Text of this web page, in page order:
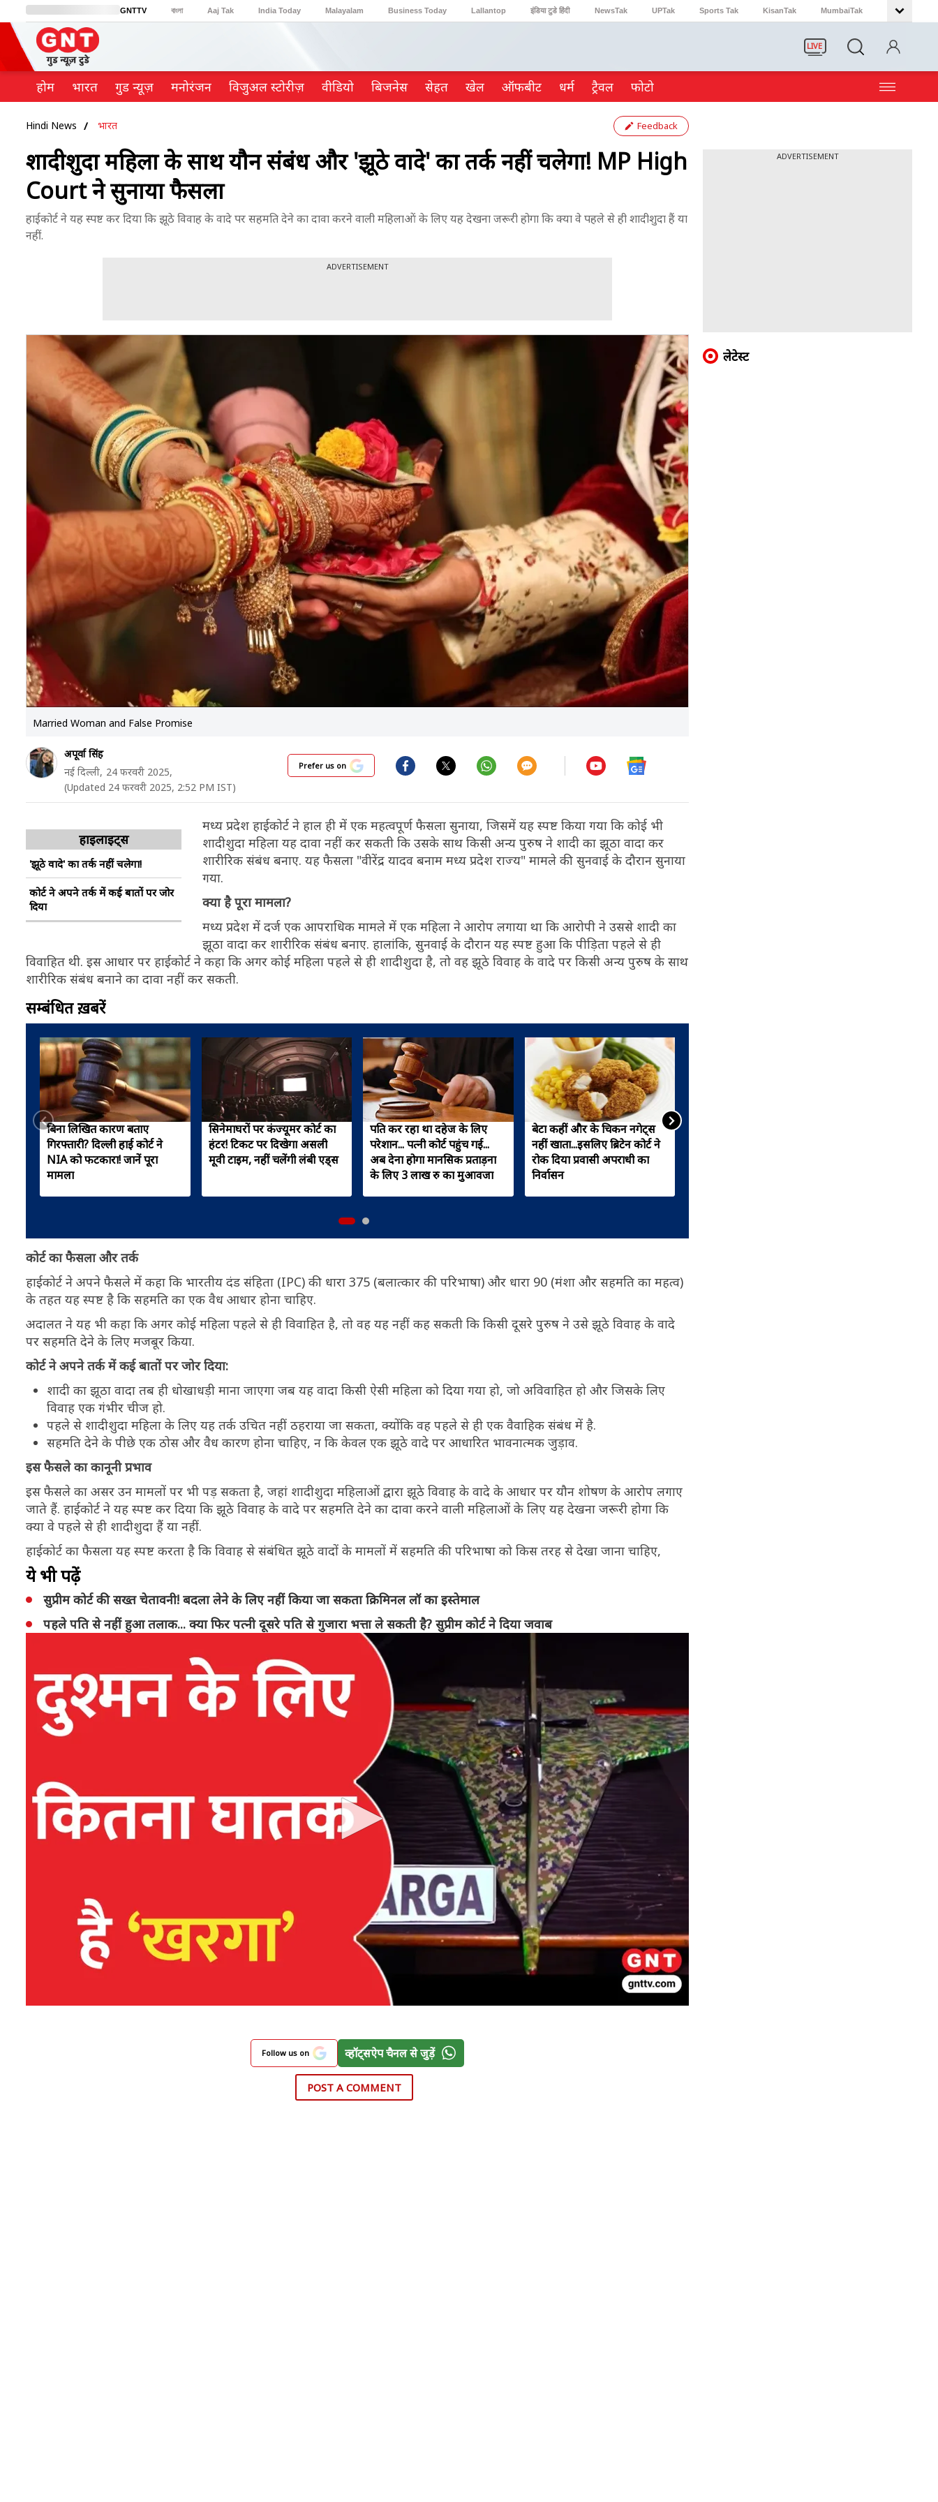
GNTTV বাংলা Aaj Tak India Today Malayalam Business Today Lallantop इंडिया टुडे हिंदी NewsTak UPTak Sports Tak KisanTak MumbaiTak
BT Bazaar Cosmopolitan
LIVE
होम भारत गुड न्यूज़ मनोरंजन विजुअल स्टोरीज़ वीडियो ब‍िजनेस सेहत खेल ऑफबीट धर्म ट्रैवल फोटो
Hindi News भारत Feedback
शादीशुदा महिला के साथ यौन संबंध और 'झूठे वादे' का तर्क नहीं चलेगा! MP High
Court ने सुनाया फैसला
हाईकोर्ट ने यह स्पष्ट कर दिया कि झूठे विवाह के वादे पर सहमति देने का दावा करने वाली महिलाओं के लिए यह देखना जरूरी होगा कि क्या वे पहले से ही शादीशुदा हैं या
नहीं.
ADVERTISEMENT
Married Woman and False Promise
अपूर्वा सिंह
नई दिल्ली, 24 फरवरी 2025,
(Updated 24 फरवरी 2025, 2:52 PM IST)
Prefer us on
हाइलाइट्स
'झूठे वादे' का तर्क नहीं चलेगा!
कोर्ट ने अपने तर्क में कई बातों पर जोर
दिया
मध्य प्रदेश हाईकोर्ट ने हाल ही में एक महत्वपूर्ण फैसला सुनाया, जिसमें यह स्पष्ट किया गया कि कोई भी
शादीशुदा महिला यह दावा नहीं कर सकती कि उसके साथ किसी अन्य पुरुष ने शादी का झूठा वादा कर
शारीरिक संबंध बनाए. यह फैसला "वीरेंद्र यादव बनाम मध्य प्रदेश राज्य" मामले की सुनवाई के दौरान सुनाया
गया.
क्या है पूरा मामला?
मध्य प्रदेश में दर्ज एक आपराधिक मामले में एक महिला ने आरोप लगाया था कि आरोपी ने उससे शादी का
झूठा वादा कर शारीरिक संबंध बनाए. हालांकि, सुनवाई के दौरान यह स्पष्ट हुआ कि पीड़िता पहले से ही
विवाहित थी. इस आधार पर हाईकोर्ट ने कहा कि अगर कोई महिला पहले से ही शादीशुदा है, तो वह झूठे विवाह के वादे पर किसी अन्य पुरुष के साथ
शारीरिक संबंध बनाने का दावा नहीं कर सकती.
सम्बंधित ख़बरें
बिना लिखित कारण बताए
गिरफ्तारी? दिल्ली हाई कोर्ट ने
NIA को फटकारा! जानें पूरा
मामला
सिनेमाघरों पर कंज्यूमर कोर्ट का
हंटर! टिकट पर दिखेगा असली
मूवी टाइम, नहीं चलेंगी लंबी एड्स
पति कर रहा था दहेज के लिए
परेशान... पत्नी कोर्ट पहुंच गई...
अब देना होगा मानसिक प्रताड़ना
के लिए 3 लाख रु का मुआवजा
बेटा कहीं और के चिकन नगेट्स
नहीं खाता...इसलिए ब्रिटेन कोर्ट ने
रोक दिया प्रवासी अपराधी का
निर्वासन
कोर्ट का फैसला और तर्क
हाईकोर्ट ने अपने फैसले में कहा कि भारतीय दंड संहिता (IPC) की धारा 375 (बलात्कार की परिभाषा) और धारा 90 (मंशा और सहमति का महत्व)
के तहत यह स्पष्ट है कि सहमति का एक वैध आधार होना चाहिए.
अदालत ने यह भी कहा कि अगर कोई महिला पहले से ही विवाहित है, तो वह यह नहीं कह सकती कि किसी दूसरे पुरुष ने उसे झूठे विवाह के वादे
पर सहमति देने के लिए मजबूर किया.
कोर्ट ने अपने तर्क में कई बातों पर जोर दिया:
शादी का झूठा वादा तब ही धोखाधड़ी माना जाएगा जब यह वादा किसी ऐसी महिला को दिया गया हो, जो अविवाहित हो और जिसके लिए
विवाह एक गंभीर चीज हो.
पहले से शादीशुदा महिला के लिए यह तर्क उचित नहीं ठहराया जा सकता, क्योंकि वह पहले से ही एक वैवाहिक संबंध में है.
सहमति देने के पीछे एक ठोस और वैध कारण होना चाहिए, न कि केवल एक झूठे वादे पर आधारित भावनात्मक जुड़ाव.
इस फैसले का कानूनी प्रभाव
इस फैसले का असर उन मामलों पर भी पड़ सकता है, जहां शादीशुदा महिलाओं द्वारा झूठे विवाह के वादे के आधार पर यौन शोषण के आरोप लगाए
जाते हैं. हाईकोर्ट ने यह स्पष्ट कर दिया कि झूठे विवाह के वादे पर सहमति देने का दावा करने वाली महिलाओं के लिए यह देखना जरूरी होगा कि
क्या वे पहले से ही शादीशुदा हैं या नहीं.
हाईकोर्ट का फैसला यह स्पष्ट करता है कि विवाह से संबंधित झूठे वादों के मामलों में सहमति की परिभाषा को किस तरह से देखा जाना चाहिए,
ये भी पढ़ें
सुप्रीम कोर्ट की सख्त चेतावनी! बदला लेने के लिए नहीं किया जा सकता क्रिमिनल लॉ का इस्तेमाल
पहले पति से नहीं हुआ तलाक... क्या फिर पत्नी दूसरे पति से गुजारा भत्ता ले सकती है? सुप्रीम कोर्ट ने दिया जवाब
Follow us on व्हॉट्सऐप चैनल से जुड़ें
POST A COMMENT
ADVERTISEMENT
लेटेस्ट